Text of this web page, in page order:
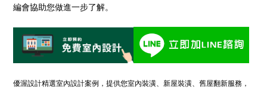
編會協助您做進一步了解。
優渥設計精選室內設計案例，提供您室內裝潢、新屋裝潢、舊屋翻新服務，